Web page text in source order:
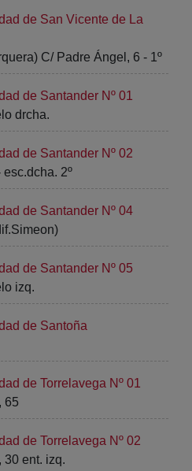
de San Vicente de La
C/ Padre Ángel, 6 - 1º
de Santander Nº 01
drcha.
de Santander Nº 02
2º
de Santander Nº 04
de Santander Nº 05
izq.
de Santoña
de Torrelavega Nº 01
65
de Torrelavega Nº 02
30 ent. izq.